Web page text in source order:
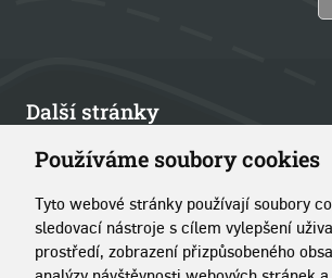
Používáme soubory cookies
Tyto webové stránky používají soubory
sledovací nástroje s cílem vylepšení
prostředí, zobrazení přizpůsobeného
Další stránky
Články
Kontakt
O portálu